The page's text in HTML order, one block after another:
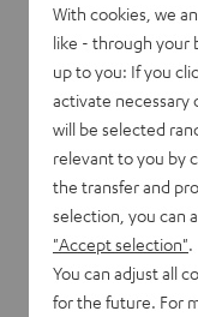
With cookies, we
like - through your
up to you: If you
activate necessary
will be selected
relevant to you by
the transfer and
selection, you can
"Accept selection"
You can adjust all
for the future. For